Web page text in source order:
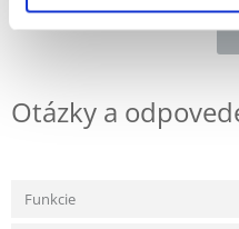
Otázky a
Funkcie